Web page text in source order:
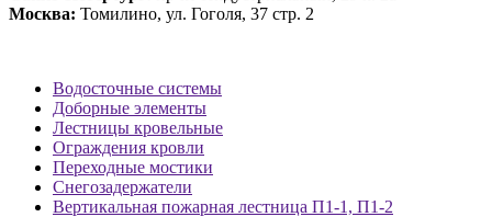
Москва: Томилино, ул. Гоголя, 37 стр. 2
Водосточные системы
Доборные элементы
Лестницы кровельные
Ограждения кровли
Переходные мостики
Снегозадержатели
Вертикальная пожарная лестница П1-1, П1-2